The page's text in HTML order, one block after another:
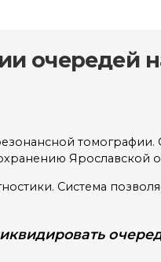
очередей
Ярославской
Система